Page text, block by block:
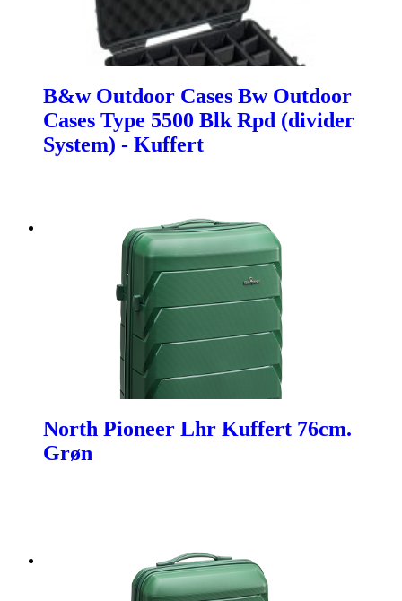
B&w Outdoor Cases Bw Outdoor
Cases Type 5500 Blk Rpd (divider
System) - Kuffert
North Pioneer Lhr Kuffert 76cm.
Grøn